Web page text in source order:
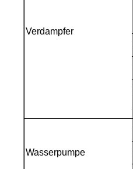
Verdampfer
Wasserpumpe